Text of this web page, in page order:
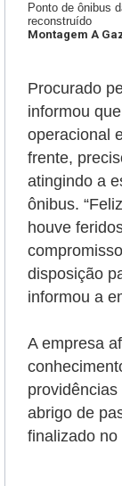
Ponto de ônibus
reconstruído
Montagem A
Procurado
informou
operacional
frente,
atingindo a
ônibus.
houve
disposição
informou a
A empresa
abrigo de
finalizado